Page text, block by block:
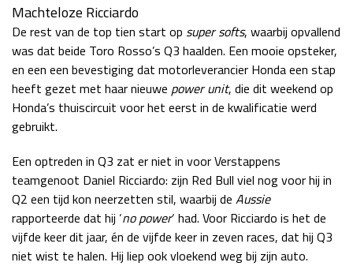
Machteloze Ricciardo
De rest van de top tien start op super softs, waarbij opvallend
was dat beide Toro Rosso’s Q3 haalden. Een mooie opsteker,
en een een bevestiging dat motorleverancier Honda een stap
heeft gezet met haar nieuwe power unit, die dit weekend op
Honda’s thuiscircuit voor het eerst in de kwalificatie werd
gebruikt.
Een optreden in Q3 zat er niet in voor Verstappens
teamgenoot Daniel Ricciardo: zijn Red Bull viel nog voor hij in
Q2 een tijd kon neerzetten stil, waarbij de Aussie
rapporteerde dat hij ‘no power‘ had. Voor Ricciardo is het de
vijfde keer dit jaar, én de vijfde keer in zeven races, dat hij Q3
niet wist te halen. Hij liep ook vloekend weg bij zijn auto.